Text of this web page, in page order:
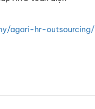
agari-hr-outsourcing/